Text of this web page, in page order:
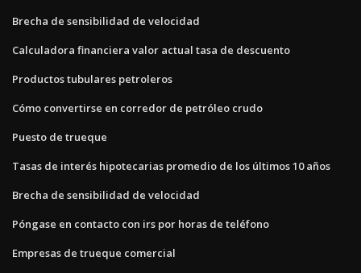
Brecha de sensibilidad de velocidad
Calculadora financiera valor actual tasa de descuento
Productos tubulares petroleros
Cómo convertirse en corredor de petróleo crudo
Puesto de trueque
Tasas de interés hipotecarias promedio de los últimos 10 años
Brecha de sensibilidad de velocidad
Póngase en contacto con irs por horas de teléfono
Empresas de trueque comercial